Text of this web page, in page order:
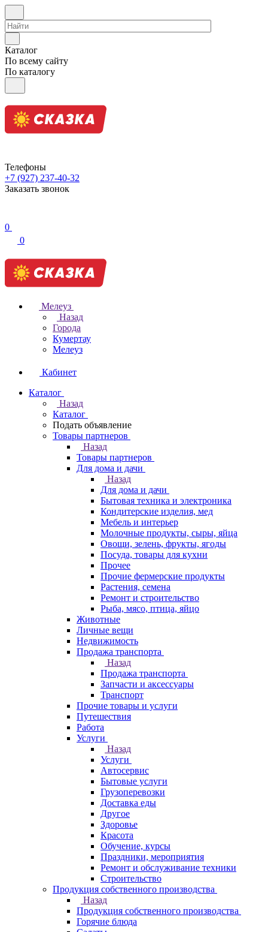
Каталог
По всему сайту
По каталогу
Телефоны
+7 (927) 237-40-32
Заказать звонок
0
0
Мелеуз
Назад
Города
Кумертау
Мелеуз
Кабинет
Каталог
Назад
Каталог
Подать объявление
Товары партнеров
Назад
Товары партнеров
Для дома и дачи
Назад
Для дома и дачи
Бытовая техника и электроника
Кондитерские изделия, мед
Мебель и интерьер
Молочные продукты, сыры, яйца
Овощи, зелень, фрукты, ягоды
Посуда, товары для кухни
Прочее
Прочие фермерские продукты
Растения, семена
Ремонт и строительство
Рыба, мясо, птица, яйцо
Животные
Личные вещи
Недвижимость
Продажа транспорта
Назад
Продажа транспорта
Запчасти и аксессуары
Транспорт
Прочие товары и услуги
Путешествия
Работа
Услуги
Назад
Услуги
Автосервис
Бытовые услуги
Грузоперевозки
Доставка еды
Другое
Здоровье
Красота
Обучение, курсы
Праздники, мероприятия
Ремонт и обслуживание техники
Строительство
Продукция собственного производства
Назад
Продукция собственного производства
Горячие блюда